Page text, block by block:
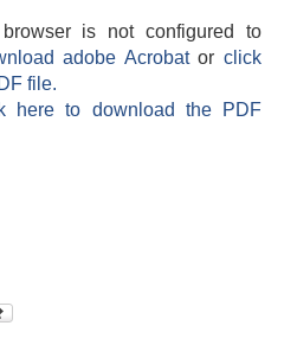
is not configured to
adobe Acrobatorclick
file.
here to download the PDF